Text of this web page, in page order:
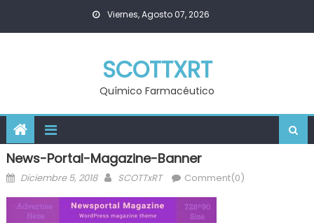
Viernes, Agosto 07, 2026
SCOTTXRT
Químico Farmacéutico
News-Portal-Magazine-Banner
Posted
Diciembre 5, 2018 Author
SCOTTxRT Comment(0)